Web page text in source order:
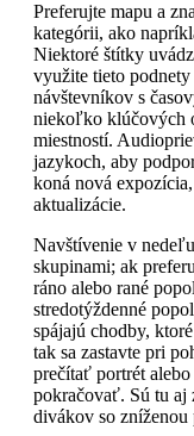
Preferujte mapu a
kategórii, ako
Niektoré štítky
využite tieto
návštevníkov s
niekoľko klúčových
miestností.
jazykoch, aby
koná nová
aktualizácie.
Navštívenie v
skupinami; ak
ráno alebo rané
stredotýždenné
spájajú chodby,
tak sa zastavte pri
prečítať portrét
pokračovať. Sú tu aj
divákov so